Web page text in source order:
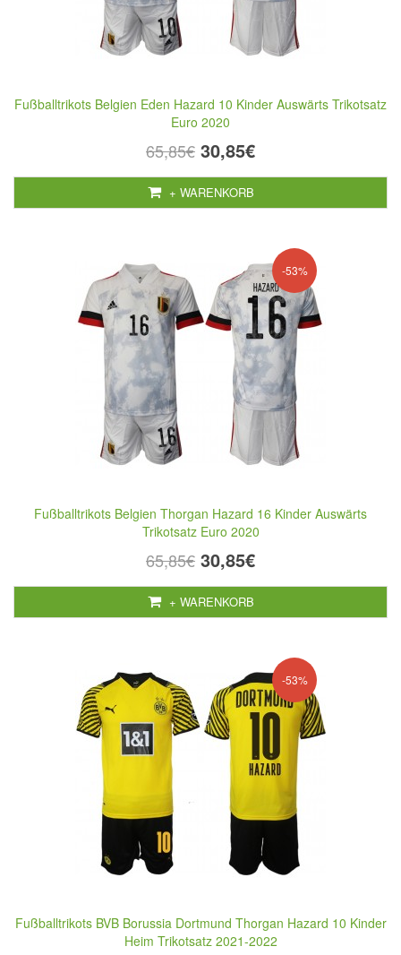
Fußballtrikots Belgien Eden Hazard 10 Kinder Auswärts Trikotsatz
Euro 2020
65,85€ 30,85€
+ WARENKORB
-53%
Fußballtrikots Belgien Thorgan Hazard 16 Kinder Auswärts
Trikotsatz Euro 2020
65,85€ 30,85€
+ WARENKORB
-53%
Fußballtrikots BVB Borussia Dortmund Thorgan Hazard 10 Kinder
Heim Trikotsatz 2021-2022